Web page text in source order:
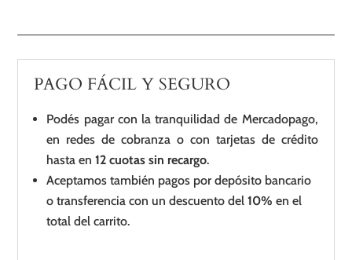
PAGO FÁCIL Y SEGURO
Podés pagar con la tranquilidad de Mercadopago,
en redes de cobranza o con tarjetas de crédito
hasta en12 cuotas sin recargo.
Aceptamos también pagos por depósito bancario
o transferencia con un descuento del10% en el
total del carrito.